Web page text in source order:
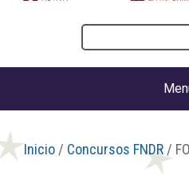
Inicio / Concursos FNDR /